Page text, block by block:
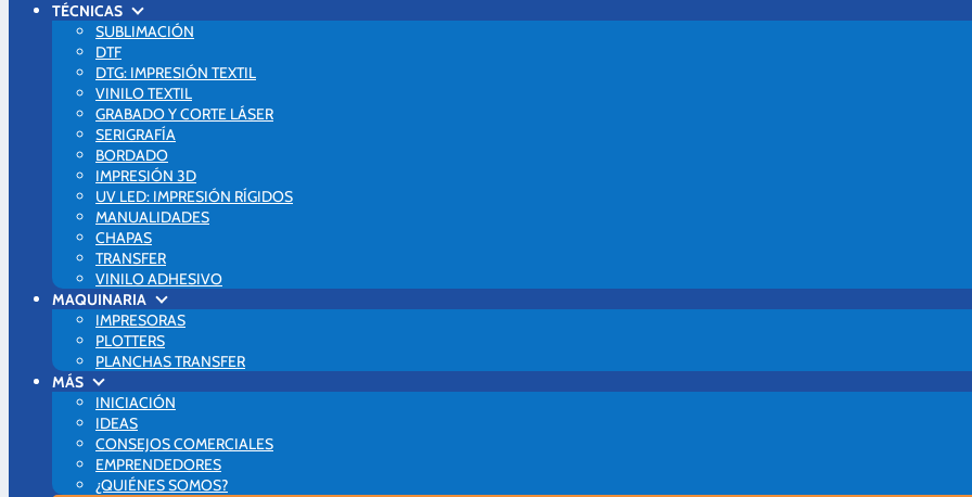
TÉCNICAS
SUBLIMACIÓN
DTF
DTG: IMPRESIÓN TEXTIL
VINILO TEXTIL
GRABADO Y CORTE LÁSER
SERIGRAFÍA
BORDADO
IMPRESIÓN 3D
UV LED: IMPRESIÓN RÍGIDOS
MANUALIDADES
CHAPAS
TRANSFER
VINILO ADHESIVO
MAQUINARIA
IMPRESORAS
PLOTTERS
PLANCHAS TRANSFER
MÁS
INICIACIÓN
IDEAS
CONSEJOS COMERCIALES
EMPRENDEDORES
¿QUIÉNES SOMOS?